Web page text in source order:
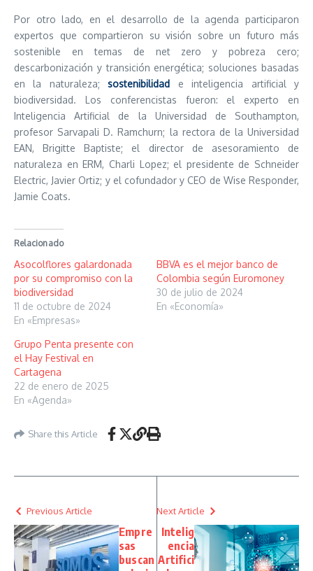
Por otro lado, en el desarrollo de la agenda participaron
expertos que compartieron su visión sobre un futuro más
sostenible en temas de net zero y pobreza cero;
descarbonización y transición energética; soluciones basadas
en la naturaleza;sostenibilidad e inteligencia artificial y
biodiversidad. Los conferencistas fueron: el experto en
Inteligencia Artificial de la Universidad de Southampton,
profesor Sarvapali D. Ramchurn; la rectora de la Universidad
EAN, Brigitte Baptiste; el director de asesoramiento de
naturaleza en ERM, Charli Lopez; el presidente de Schneider
Electric, Javier Ortiz; y el cofundador y CEO de Wise Responder,
Jamie Coats.
Relacionado
Asocolflores galardonada
por su compromiso con la
biodiversidad
11 de octubre de 2024
En «Empresas»
BBVA es el mejor banco de
Colombia según Euromoney
30 de julio de 2024
En «Economía»
Grupo Penta presente con
el Hay Festival en
Cartagena
22 de enero de 2025
En «Agenda»
Share this Article
Previous Article
Empre
sas
buscan
Next Article
Intelig
encia
Artifici